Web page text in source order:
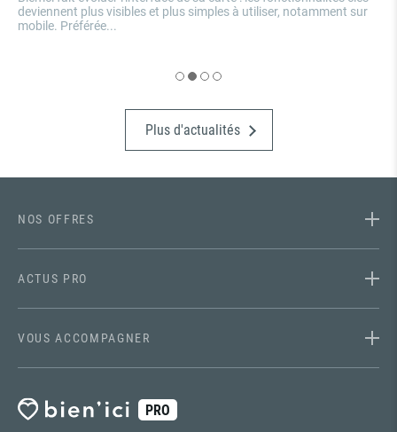
deviennent plus visibles et plus simples à utiliser, notamment sur
mobile. Préférée...
Plus d'actualités
PRO
NOS OFFRES
ACTUS PRO
VOUS ACCOMPAGNER